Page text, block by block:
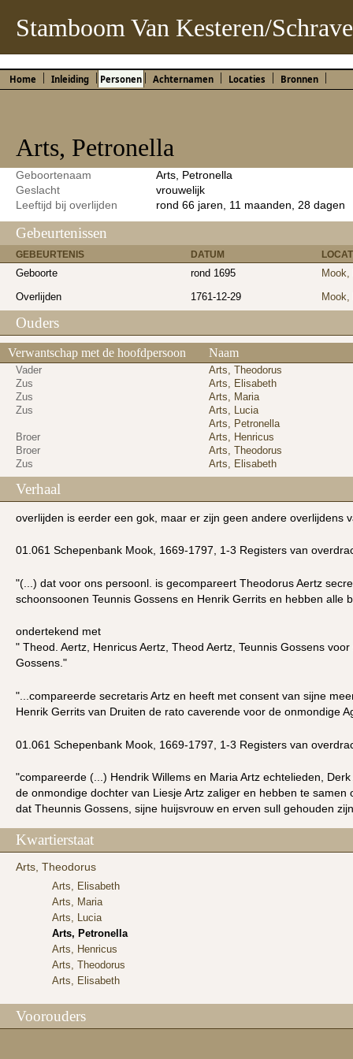
Stamboom Van Kesteren/
Home Inleiding Personen Achternamen Locaties Bronnen
Arts, Petronella
Geboortenaam
Arts, Petronella
Geslacht
vrouwelijk
Leeftijd bij overlijden
rond 66 jaren, 11 maanden, 28 dagen
Gebeurtenissen
GEBEURTENIS DATUM
Geboorte rond 1695
Mook,
Overlijden
1761-12-29 Mook,
Ouders
Verwantschap met de hoofdpersoon Naam
Vader
Arts, Theodorus
Zus
Arts, Elisabeth
Zus
Arts, Maria
Zus
Arts, Lucia
Arts, Petronella
Broer
Arts, Henricus
Broer
Arts, Theodorus
Zus
Arts, Elisabeth
Verhaal
overlijden is eerder een gok, maar er zijn geen andere overlijdens
01.061 Schepenbank Mook, 1669-1797, 1-3 Registers van
"(...) dat voor ons persoonl. is gecompareert Theodorus Aertz
schoonsoonen Teunnis Gossens en Henrik Gerrits en hebben alle
ondertekend met
" Theod. Aertz, Henricus Aertz, Theod Aertz, Teunnis Gossens
Gossens."
"...compareerde secretaris Artz en heeft met consent van sijne
Henrik Gerrits van Druiten de rato caverende voor de onmondige
01.061 Schepenbank Mook, 1669-1797, 1-3 Registers van
"compareerde (...) Hendrik Willems en Maria Artz echtelieden,
de onmondige dochter van Liesje Artz zaliger en hebben te
dat Theunnis Gossens, sijne huijsvrouw en erven sull gehouden
Kwartierstaat
Arts, Theodorus
Arts, Elisabeth
Arts, Maria
Arts, Lucia
Arts, Petronella
Arts, Henricus
Arts, Theodorus
Arts, Elisabeth
Voorouders